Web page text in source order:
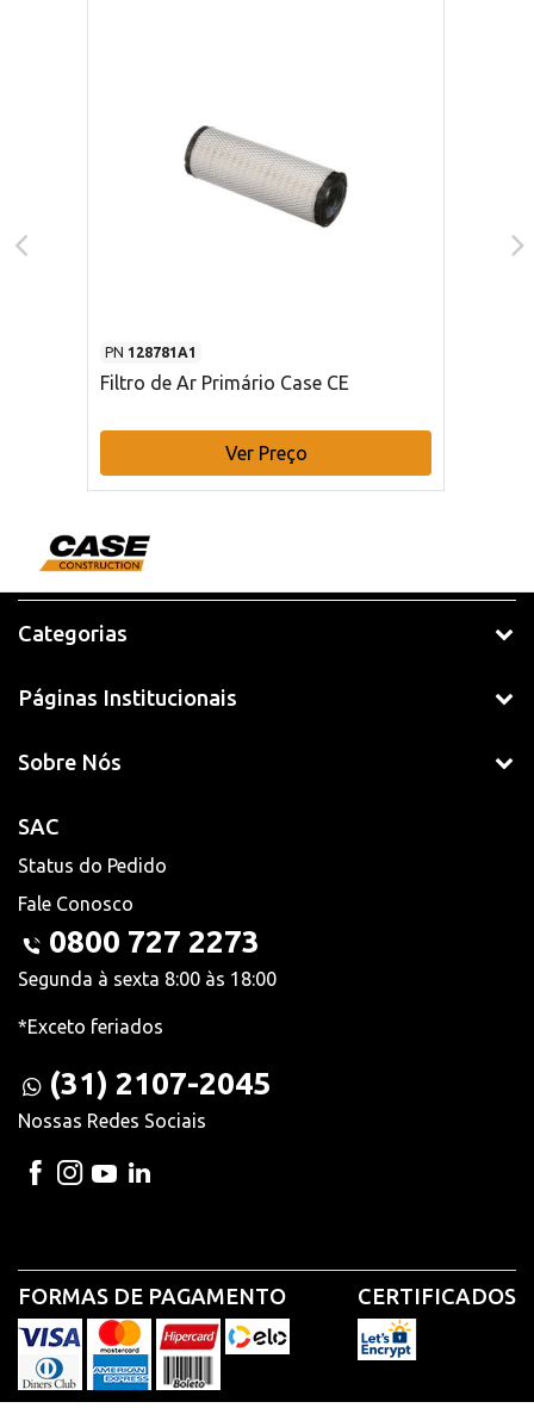
PN 128781A1
Filtro de Ar Primário Case CE
Ver Preço
Categorias
Páginas Institucionais
Sobre Nós
SAC
Status do Pedido
Fale Conosco
0800 727 2273
Segunda à sexta 8:00 às 18:00
*Exceto feriados
(31) 2107-2045
Nossas Redes Sociais
FORMAS DE PAGAMENTO CERTIFICADOS